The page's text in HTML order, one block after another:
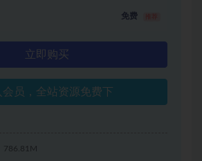
免费
立即购买
会员，全站资源免费下
786.81M